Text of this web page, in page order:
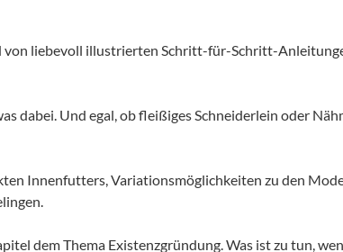
liebevoll illustrierten Schritt-für-Schritt-
dabei. Und egal, ob fleißiges Schneiderlein oder
Innenfutters, Variationsmöglichkeiten zu den
dem Thema Existenzgründung. Was ist zu tun,